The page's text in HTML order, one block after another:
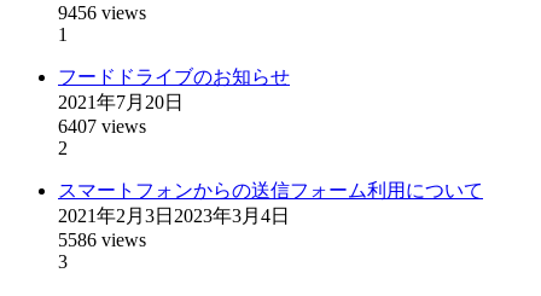
9456 views
1
フードドライブのお知らせ
2021年7月20日
6407 views
2
スマートフォンからの送信フォーム利用について
2021年2月3日 2023年3月4日
5586 views
3